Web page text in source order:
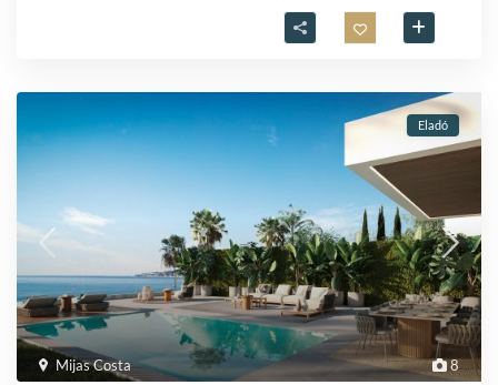
8
Mijas Costa
Eladó